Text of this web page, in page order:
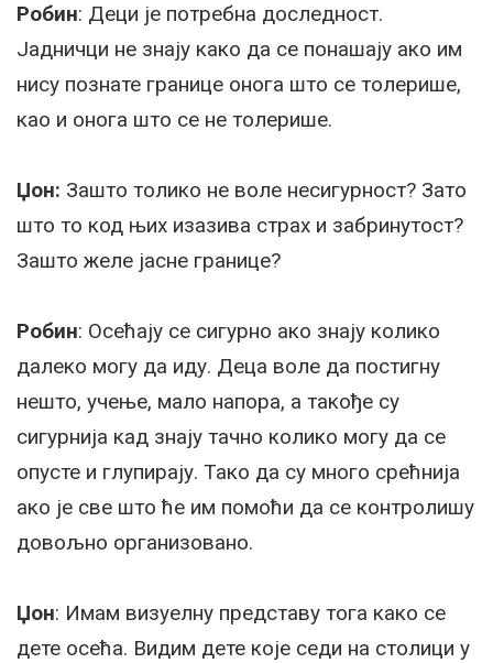
Робин: Деци је потребна доследност.
Јадничци не знају како да се понашају ако им
нису познате границе онога што се толерише,
као и онога што се не толерише.
Џон: Зашто толико не воле несигурност? Зато
што то код њих изазива страх и забринутост?
Зашто желе јасне границе?
Робин: Осећају се сигурно ако знају колико
далеко могу да иду. Деца воле да постигну
нешто, учење, мало напора, а такође су
сигурнија кад знају тачно колико могу да се
опусте и глупирају. Тако да су много срећнија
ако је све што ће им помоћи да се контролишу
довољно организовано.
Џон: Имам визуелну представу тога како се
дете осећа. Видим дете које седи на столици у